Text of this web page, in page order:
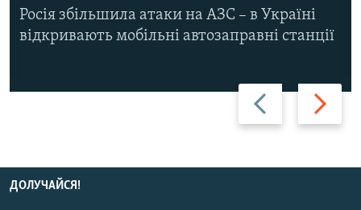
Назад Вперед
Росія збільшила атаки на АЗС – в Україні
відкривають мобільні автозаправні станції
ДОЛУЧАЙСЯ!